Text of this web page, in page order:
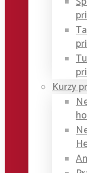
Kurzy